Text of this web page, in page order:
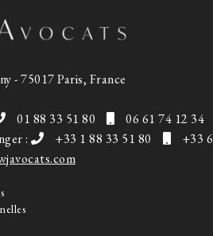
- 75017 Paris, France
01 88 33 51 80
06 61 74 12 34
:
+33 1 88 33 51 80
+33